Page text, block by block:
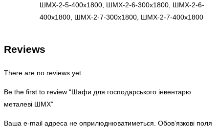
ШМХ-2-5-400х1800, ШМХ-2-6-300х1800, ШМХ-2-6-
400х1800, ШМХ-2-7-300х1800, ШМХ-2-7-400х1800
Reviews
There are no reviews yet.
Be the first to review “Шафи для господарського інвентарю
металеві ШМХ”
Ваша e-mail адреса не оприлюднюватиметься. Обов’язкові поля